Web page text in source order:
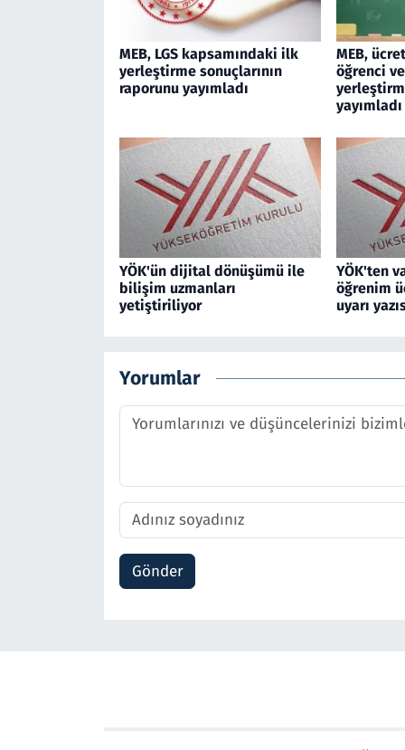
MEB, LGS kapsamındaki ilk
yerleştirme sonuçlarının
raporunu yayımladı
MEB,
öğrenci
yayımladı
YÖK'ün dijital dönüşümü ile
bilişim uzmanları
yetiştiriliyor
YÖK'ten
öğrenim
uyarı
Yorumlar
Gönder